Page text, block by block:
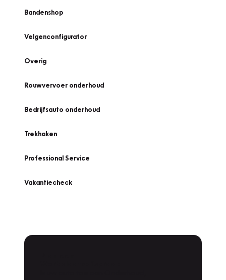
Bandenshop
Velgenconfigurator
Overig
Rouwvervoer onderhoud
Bedrijfsauto onderhoud
Trekhaken
Professional Service
Vakantiecheck